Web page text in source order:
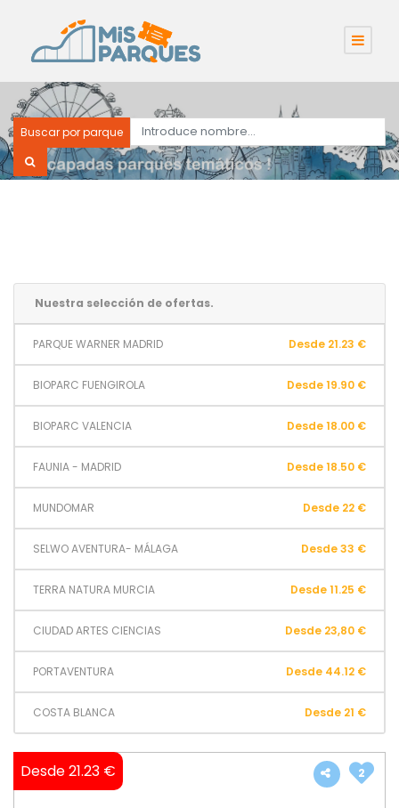
Buscar por parque
Nuestra selección de ofertas.
PARQUE WARNER MADRID Desde 21.23 €
BIOPARC FUENGIROLA Desde 19.90 €
BIOPARC VALENCIA Desde 18.00 €
FAUNIA - MADRID Desde 18.50 €
MUNDOMAR Desde 22 €
SELWO AVENTURA- MÁLAGA Desde 33 €
TERRA NATURA MURCIA Desde 11.25 €
CIUDAD ARTES CIENCIAS Desde 23,80 €
PORTAVENTURA Desde 44.12 €
COSTA BLANCA Desde 21 €
Desde 21.23 € 2